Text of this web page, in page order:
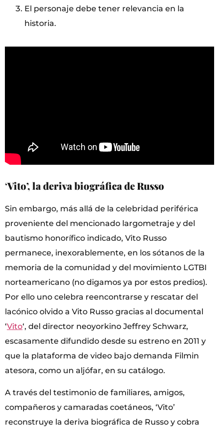
El personaje debe tener relevancia en la
historia.
‘Vito’, la deriva biográfica de Russo
Sin embargo, más allá de la celebridad periférica
proveniente del mencionado largometraje y del
bautismo honorífico indicado, Vito Russo
permanece, inexorablemente, en los sótanos de la
memoria de la comunidad y del movimiento LGTBI
norteamericano (no digamos ya por estos predios).
Por ello uno celebra reencontrarse y rescatar del
lacónico olvido a Vito Russo gracias al documental
‘Vito‘, del director neoyorkino Jeffrey Schwarz,
escasamente difundido desde su estreno en 2011 y
que la plataforma de video bajo demanda Filmin
atesora, como un aljófar, en su catálogo.
A través del testimonio de familiares, amigos,
compañeros y camaradas coetáneos, ‘Vito’
reconstruye la deriva biográfica de Russo y cobra